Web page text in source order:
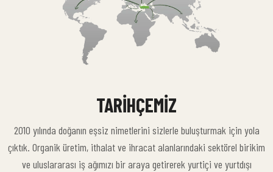
TARIHÇEMIZ
2010 yılında doğanın eşsiz nimetlerini sizlerle buluşturmak için yola
çıktık. Organik üretim, ithalat ve ihracat alanlarındaki sektörel birikim
ve uluslararası iş ağımızı bir araya getirerek yurtiçi ve yurtdışı